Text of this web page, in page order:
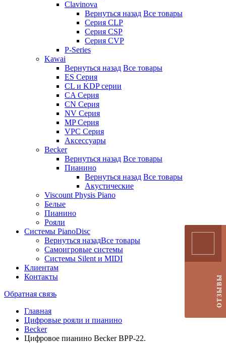
Clavinova
Вернуться назад Все товары
Серия CLP
Серия CSP
Серия CVP
P-Series
Kawai
Вернуться назад Все товары
ES Серия
CL и KDP серии
CA Серия
CN Серия
NV Серия
MP Серия
VPC Серия
Аксессуары
Becker
Вернуться назад Все товары
Пианино
Вернуться назад Все товары
Акустические
Viscount Physis Piano
Белые
Пианино
Рояли
Системы PianoDisc
Вернуться назадВсе товары
Самоигровые системы
Системы Silent и MIDI
Клиентам
Контакты
Обратная связь
Главная
Цифровые рояли и пианино
Becker
Цифровое пианино Becker BPP-22.
ОТЗЫВЫ